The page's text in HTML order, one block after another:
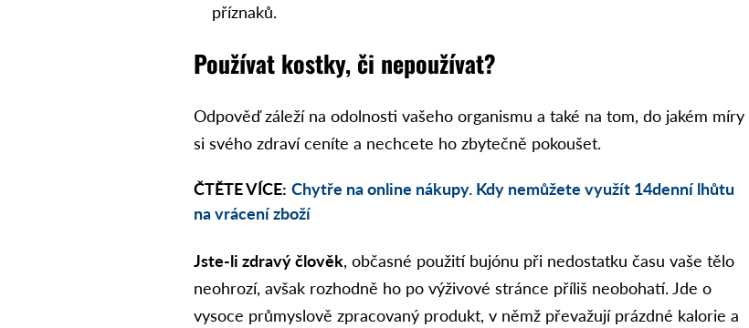
příznaků.
Používat kostky, či nepoužívat?
Odpověď záleží na odolnosti vašeho organismu a také na tom, do jakém míry
si svého zdraví ceníte a nechcete ho zbytečně pokoušet.
ČTĚTE VÍCE: Chytře na online nákupy. Kdy nemůžete využít 14denní lhůtu
na vrácení zboží
Jste-li zdravý člověk, občasné použití bujónu při nedostatku času vaše tělo
neohrozí, avšak rozhodně ho po výživové stránce příliš neobohatí. Jde o
vysoce průmyslově zpracovaný produkt, v němž převažují prázdné kalorie a